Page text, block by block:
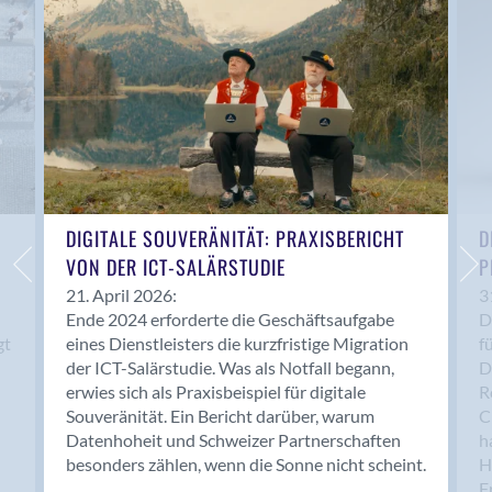
Anwil
Appenzell
Au SG
Baar
Baden
Balsthal
Balzers
Basel
Bassersdorf
Belp
Bendern
Benken (SG)
Bergdietikon
Berlin
Bern
Bern - Liebefeld
DIGITALE SOUVERÄNITÄT: PRAXISBERICHT
VON DER ICT-SALÄRSTUDIE
21. April 2026:
Ende 2024 erforderte die Geschäftsaufgabe
eines Dienstleisters die kurzfristige Migration
der ICT-Salärstudie. Was als Notfall begann,
erwies sich als Praxisbeispiel für digitale
Souveränität. Ein Bericht darüber, warum
Datenhoheit und Schweizer Partnerschaften
besonders zählen, wenn die Sonne nicht scheint.